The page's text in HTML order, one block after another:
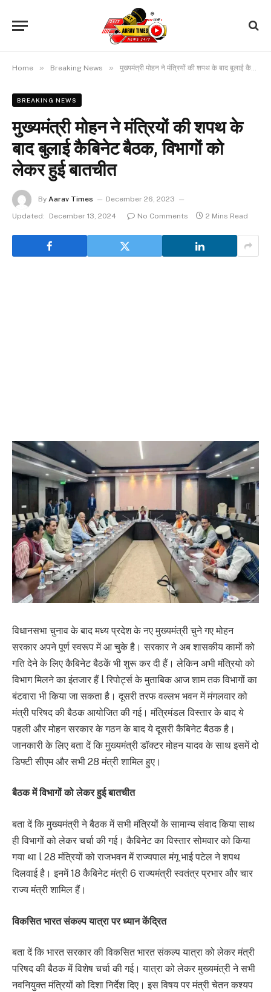
Home » Breaking News » मुख्यमंत्री मोहन ने मंत्रियों की शपथ के बाद बुलाई कैबिनेट बैठक, विभागों को लेकर हुई बातचीत
BREAKING NEWS
मुख्यमंत्री मोहन ने मंत्रियों की शपथ के
बाद बुलाई कैबिनेट बैठक, विभागों को
लेकर हुई बातचीत
By Aarav Times
December 26, 2023
Updated:
December 13, 2024 No Comments 2 Mins Read
विधानसभा चुनाव के बाद मध्य प्रदेश के नए मुख्यमंत्री चुने गए मोहन
सरकार अपने पूर्ण स्वरूप में आ चुके है। सरकार ने अब शासकीय कामों को
गति देने के लिए कैबिनेट बैठकें भी शुरू कर दी हैं। लेकिन अभी मंत्रियो को
विभाग मिलने का इंतजार हैं l रिपोर्ट्स के मुताबिक आज शाम तक विभागों का
बंटवारा भी किया जा सकता है। दूसरी तरफ वल्लभ भवन में मंगलवार को
मंत्री परिषद की बैठक आयोजित की गई। मंत्रिमंडल विस्तार के बाद ये
पहली और मोहन सरकार के गठन के बाद ये दूसरी कैबिनेट बैठक है।
जानकारी के लिए बता दें कि मुख्यमंत्री डॉक्टर मोहन यादव के साथ इसमें दो
डिफ्टी सीएम और सभी 28 मंत्री शामिल हुए।
बैठक में विभागों को लेकर हुई बातचीत
बता दें कि मुख्यमंत्री ने बैठक में सभी मंत्रियों के सामान्य संवाद किया साथ
ही विभागों को लेकर चर्चा की गई। कैबिनेट का विस्तार सोमवार को किया
गया था l 28 मंत्रियों को राजभवन में राज्यपाल मंगू भाई पटेल ने शपथ
दिलवाई है। इनमें 18 कैबिनेट मंत्री 6 राज्यमंत्री स्वतंत्र प्रभार और चार
राज्य मंत्री शामिल हैं।
विकसित भारत संकल्प यात्रा पर ध्यान केंद्रित
बता दें कि भारत सरकार की विकसित भारत संकल्प यात्रा को लेकर मंत्री
परिषद की बैठक में विशेष चर्चा की गई। यात्रा को लेकर मुख्यमंत्री ने सभी
नवनियुक्त मंत्रियों को दिशा निर्देश दिए। इस विषय पर मंत्री चेतन कश्यप